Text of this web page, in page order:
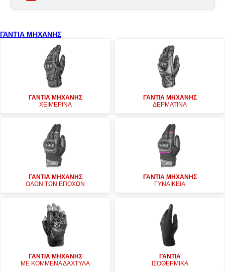
ΓΑΝΤΙΑ ΜΗΧΑΝΗΣ
ΓΑΝΤΙΑ ΜΗΧΑΝΗΣ
ΧΕΙΜΕΡΙΝΑ
ΓΑΝΤΙΑ ΜΗΧΑΝΗΣ
ΔΕΡΜΑΤΙΝΑ
ΓΑΝΤΙΑ ΜΗΧΑΝΗΣ
ΟΛΩΝ ΤΩΝ ΕΠΟΧΩΝ
ΓΑΝΤΙΑ ΜΗΧΑΝΗΣ
ΓΥΝΑΙΚΕΙΑ
ΓΑΝΤΙΑ ΜΗΧΑΝΗΣ
ΜΕ ΚΟΜΜΕΝΑ ΔΑΧΤΥΛΑ
ΓΑΝΤΙΑ
ΙΣΟΘΕΡΜΙΚΑ